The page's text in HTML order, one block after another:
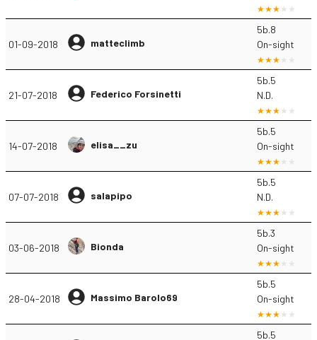
01-09-2018 matteclimb
5b.8
On-sight
21-07-2018 Federico Forsinetti
5b.5
N.D.
14-07-2018 elisa__zu
5b.5
On-sight
07-07-2018 salapipo
5b.5
N.D.
03-06-2018 Bionda
5b.3
On-sight
28-04-2018 Massimo Barolo69
5b.5
On-sight
5b.5